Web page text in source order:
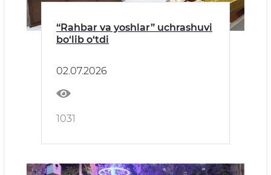
“Rahbar va yoshlar” uchrashuvi
bo‘lib o‘tdi
02.07.2026
1031